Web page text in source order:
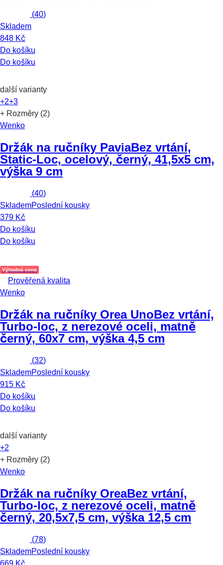
(40)
Skladem
848 Kč
Do košíku
Do košíku
další varianty
+2+3
+ Rozměry (2)
Wenko
Držák na ručníky PaviaBez vrtání,
Static-Loc, ocelový, černý, 41,5x5 cm,
výška 9 cm
(40)
SklademPoslední kousky
379 Kč
Do košíku
Do košíku
Výhodná cena
Prověřená kvalita
Wenko
Držák na ručníky Orea UnoBez vrtání,
Turbo-loc, z nerezové oceli, matně
černý, 60x7 cm, výška 4,5 cm
(32)
SklademPoslední kousky
915 Kč
Do košíku
Do košíku
další varianty
+2
+ Rozměry (2)
Wenko
Držák na ručníky OreaBez vrtání,
Turbo-loc, z nerezové oceli, matně
černý, 20,5x7,5 cm, výška 12,5 cm
(78)
SklademPoslední kousky
669 Kč